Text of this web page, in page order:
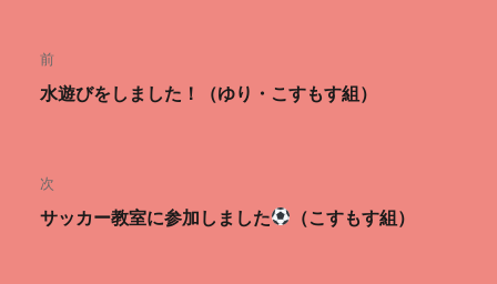
稿
ゲ
前
前
稿:
水遊びをしました！（ゆり・こすもす組）
次
次
サッカー教室に参加しました （こすもす組）